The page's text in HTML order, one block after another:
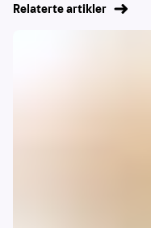
Relaterte artikler